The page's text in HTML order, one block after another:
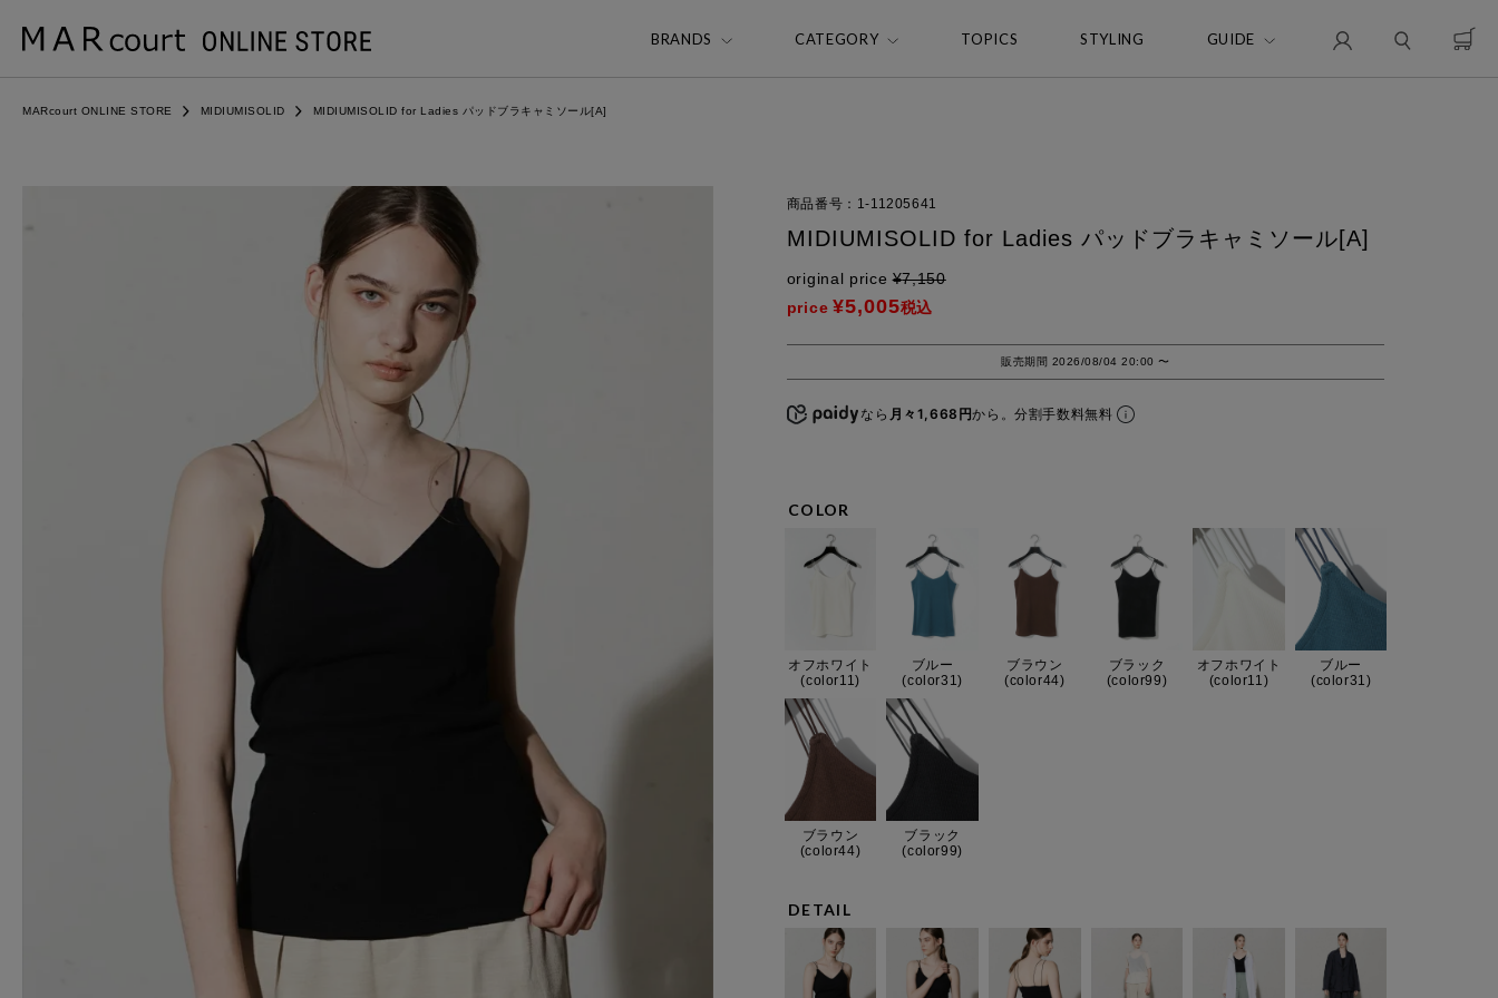
BRANDS CATEGORY TOPICS STYLING GUIDE
MARcourt ONLINE STORE MIDIUMISOLID MIDIUMISOLID for Ladies パッドブラキャミソール[A]
COLOR
オフホワイト
(color11)
ブルー
(color31)
ブラウン
(color44)
ブラック
(color99)
オフホワイト
(color11)
ブルー
(color31)
ブラウン
(color44)
ブラック
(color99)
DETAIL
商品番号 1-11205641
MIDIUMISOLID for Ladies パッドブラキャミソール[A]
original price ¥7,150
price ¥5,005税込
販売期間 2026/08/04 20:00〜
なら 月々1,668円から。分割手数料無料